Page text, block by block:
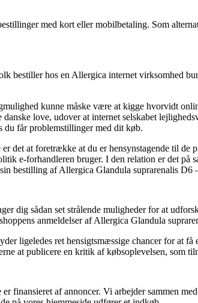
med kort eller mobilbetaling. Som
bestiller hos en Allergica internet virksomhed
kunne måske være at kigge hvorvidt
danske love, udover at internet selskabet
du får problemstillinger med dit køb.
er det at foretrække at du er hensynstagende til
e-forhandleren bruger. I den relation er det på
bestilling af Allergica Glandula suprarenalis
dig sådan set strålende muligheder for at
anmeldelser af Allergica Glandula
ligeledes ret hensigtsmæssige chancer for at
at publicere en kritik af købsoplevelsen, som
er finansieret af annoncer. Vi arbejder sammen